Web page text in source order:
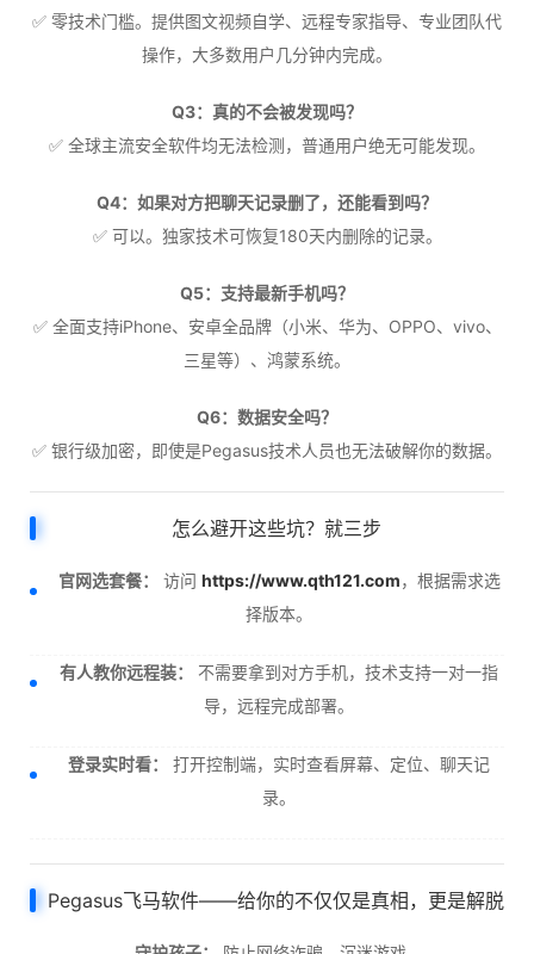
✅ 零技术门槛。提供图文视频自学、远程专家指导、专业团队代
操作，大多数用户几分钟内完成。
Q3：真的不会被发现吗？
✅ 全球主流安全软件均无法检测，普通用户绝无可能发现。
Q4：如果对方把聊天记录删了，还能看到吗？
✅ 可以。独家技术可恢复180天内删除的记录。
Q5：支持最新手机吗？
✅ 全面支持iPhone、安卓全品牌（小米、华为、OPPO、vivo、
三星等）、鸿蒙系统。
Q6：数据安全吗？
✅ 银行级加密，即使是Pegasus技术人员也无法破解你的数据。
怎么避开这些坑？就三步
官网选套餐： 访问 https://www.qth121.com，根据需求选
择版本。
有人教你远程装：
不需要拿到对方手机，技术支持一对一指
导，远程完成部署。
登录实时看：
打开控制端，实时查看屏幕、定位、聊天记
录。
Pegasus飞马软件——给你的不仅仅是真相，更是解脱